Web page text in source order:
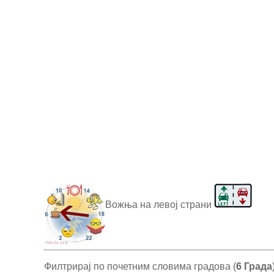
Вожња на левој страни
Филтрирај по почетним словима градова (6 Града